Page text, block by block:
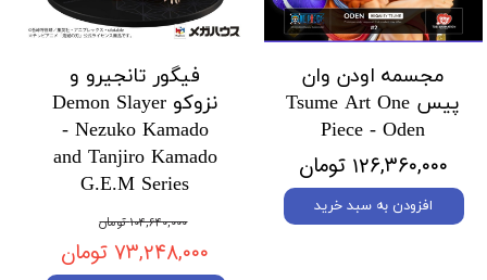
مجسمه اودن وان
پیس Tsume Art One
Piece - Oden
۱۲۶,۳۶۰,۰۰۰ تومان
افزودن به سبد خرید
فیگور تانجیرو و
نزوکو Demon Slayer
- Nezuko Kamado
and Tanjiro Kamado
G.E.M Series
۱۰۴,۶۴۰,۰۰۰ تومان
۷۳,۲۴۸,۰۰۰ تومان